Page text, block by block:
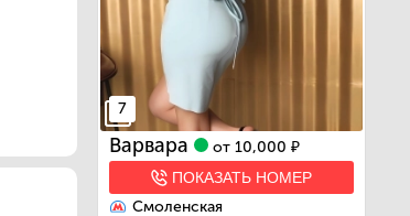
7
Варвара от 10,000 ₽
ПОКАЗАТЬ НОМЕР
Смоленская